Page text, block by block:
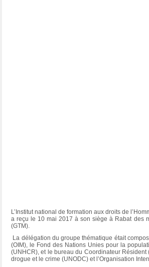
L’Institut national de formation aux droits de
a reçu le 10 mai 2017 à son siège à Rabat des
(GTM).
La délégation du groupe thématique était
(OIM), le Fond des Nations Unies pour la
(UNHCR), et le bureau du Coordinateur Résident
drogue et le crime (UNODC) et l’Organisation